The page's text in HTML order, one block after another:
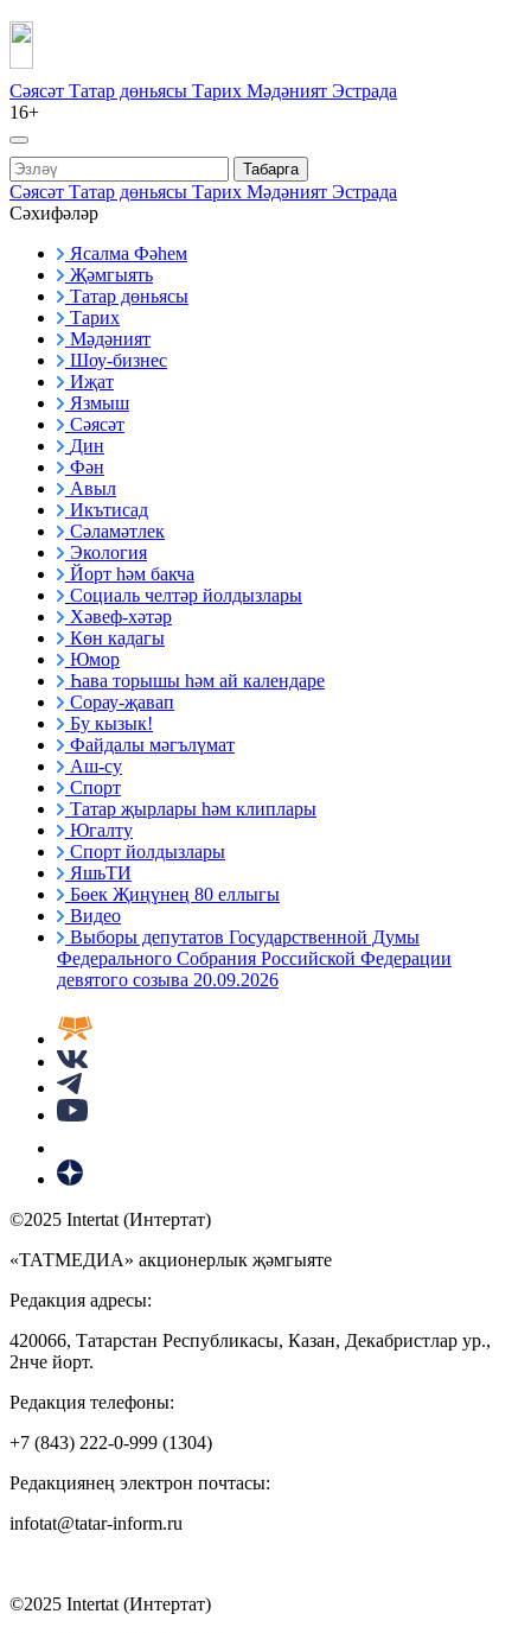
Сәясәт Татар дөньясы Тарих Мәдәният Эстрада
16+
Табарга
Сәясәт Татар дөньясы Тарих Мәдәният Эстрада
Сәхифәләр
Ясалма Фәһем
Җәмгыять
Татар дөньясы
Тарих
Мәдәният
Шоу-бизнес
Иҗат
Язмыш
Сәясәт
Дин
Фән
Авыл
Икътисад
Сәламәтлек
Экология
Йорт һәм бакча
Социаль челтәр йолдызлары
Хәвеф-хәтәр
Көн кадагы
Юмор
Һава торышы һәм ай календаре
Сорау-җавап
Бу кызык!
Файдалы мәгълүмат
Аш-су
Спорт
Татар җырлары һәм клиплары
Югалту
Спорт йолдызлары
ЯшьТИ
Бөек Җиңүнең 80 еллыгы
Видео
Выборы депутатов Государственной Думы
Федерального Собрания Российской Федерации
девятого созыва 20.09.2026
©2025 Intertat (Интертат)
«ТАТМЕДИА» акционерлык җәмгыяте
Редакция адресы:
420066, Татарстан Республикасы, Казан, Декабристлар ур.,
2нче йорт.
Редакция телефоны:
+7 (843) 222-0-999 (1304)
Редакциянең электрон почтасы:
infotat@tatar-inform.ru
©2025 Intertat (Интертат)